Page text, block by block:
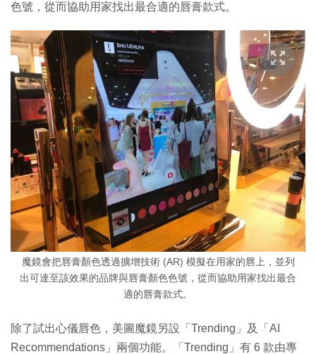
色號，從而協助用家找出最合適的唇膏款式。
魔鏡會把唇膏顏色透過擴增技術 (AR) 模擬在用家的唇上，並列
出可達至該效果的品牌與唇膏顏色色號，從而協助用家找出最合
適的唇膏款式。
除了試出心儀唇色，美圖魔鏡另設「Trending」及「AI
Recommendations」兩個功能。「Trending」有 6 款由專